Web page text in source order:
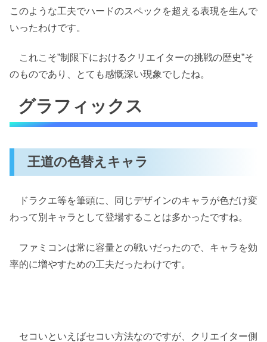
このような工夫でハードのスペックを超える表現を生んで
いったわけです。
これこそ”制限下におけるクリエイターの挑戦の歴史”そ
のものであり、とても感慨深い現象でしたね。
グラフィックス
王道の色替えキャラ
ドラクエ等を筆頭に、同じデザインのキャラが色だけ変
わって別キャラとして登場することは多かったですね。
ファミコンは常に容量との戦いだったので、キャラを効
率的に増やすための工夫だったわけです。
セコいといえばセコい方法なのですが、クリエイター側